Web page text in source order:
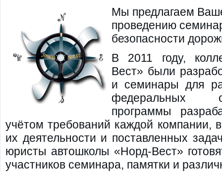
Мы предлагаем
проведению
безопасности
В 2011 году,
Вест» были
и семинары для
федеральных
программы
учётом требований каждой компании,
их деятельности и поставленных
юристы автошколы «Норд-Вест»
участников семинара, памятки и